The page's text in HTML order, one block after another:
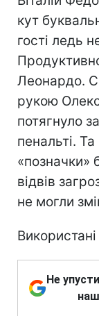
кут
гості ледь
Леонардо.
рукою
потягнуло
пенальті.
«позначки»
відвів
не могли
Не